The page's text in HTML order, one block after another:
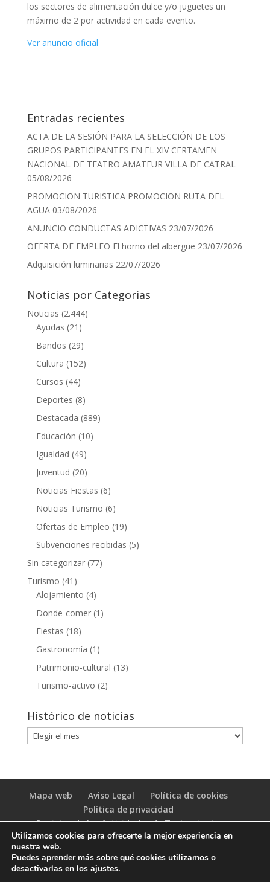
los sectores de alimentación dulce y/o juguetes un
máximo de 2 por actividad en cada evento.
Ver anuncio oficial
Entradas recientes
ACTA DE LA SESIÓN PARA LA SELECCIÓN DE LOS
GRUPOS PARTICIPANTES EN EL XIV CERTAMEN
NACIONAL DE TEATRO AMATEUR VILLA DE CATRAL
05/08/2026
PROMOCION TURISTICA PROMOCION RUTA DEL
AGUA 03/08/2026
ANUNCIO CONDUCTAS ADICTIVAS 23/07/2026
OFERTA DE EMPLEO El horno del albergue 23/07/2026
Adquisición luminarias 22/07/2026
Noticias por Categorias
Noticias (2.444)
Ayudas (21)
Bandos (29)
Cultura (152)
Cursos (44)
Deportes (8)
Destacada (889)
Educación (10)
Igualdad (49)
Juventud (20)
Noticias Fiestas (6)
Noticias Turismo (6)
Ofertas de Empleo (19)
Subvenciones recibidas (5)
Sin categorizar(77)
Turismo (41)
Alojamiento (4)
Donde-comer(1)
Fiestas (18)
Gastronomía (1)
Patrimonio-cultural (13)
Turismo-activo (2)
Histórico de noticias
Histórico
de
Mapa web Aviso Legal
Política de cookies
Política de privacidad
Registro de las Actividades de Tratamiento
(RAT)
Utilizamos cookies para ofrecerte la mejor experiencia en
nuestra web.
Puedes aprender más sobre qué cookies utilizamos o
desactivarlas en los ajustes.